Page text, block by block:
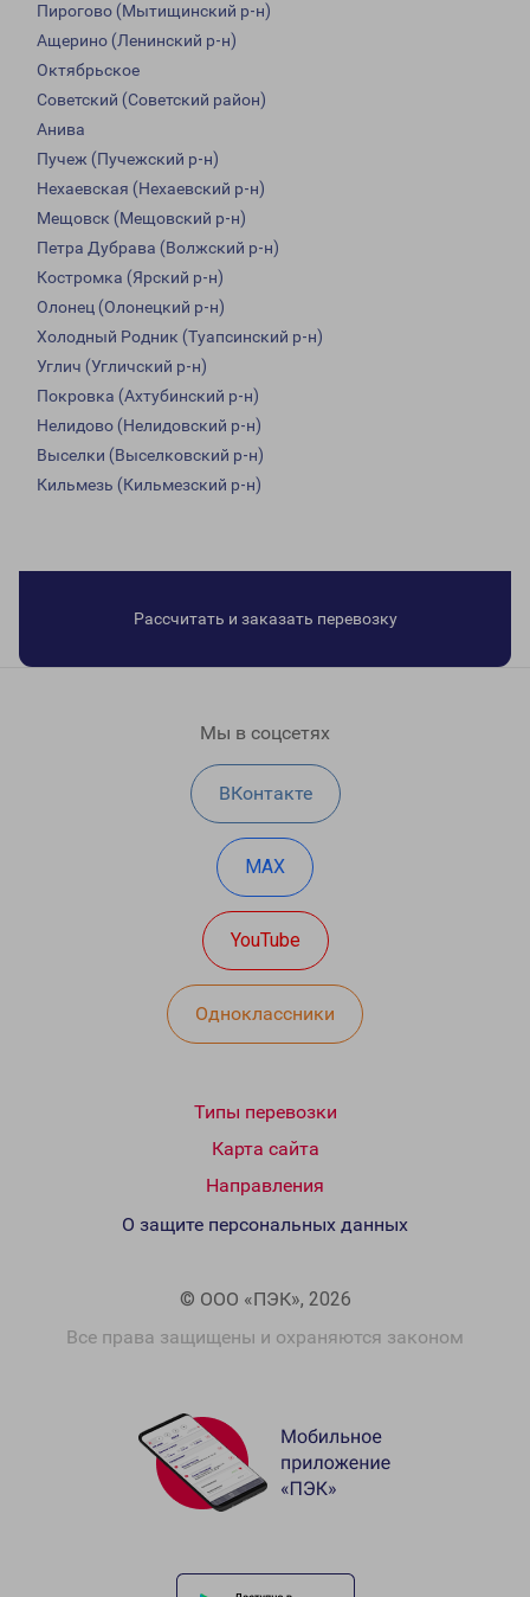
Пирогово (Мытищинский р-н)
Ащерино (Ленинский р-н)
Октябрьское
Советский (Советский район)
Анива
Пучеж (Пучежский р-н)
Нехаевская (Нехаевский р-н)
Мещовск (Мещовский р-н)
Петра Дубрава (Волжский р-н)
Костромка (Ярский р-н)
Олонец (Олонецкий р-н)
Холодный Родник (Туапсинский р-н)
Углич (Угличский р-н)
Покровка (Ахтубинский р-н)
Нелидово (Нелидовский р-н)
Выселки (Выселковский р-н)
Кильмезь (Кильмезский р-н)
Рассчитать и заказать перевозку
Мы в соцсетях
ВКонтакте
MAX
YouTube
Одноклассники
Типы перевозки
Карта сайта
Направления
© ООО «ПЭК», 2026
Все права защищены и охраняются законом
О защите персональных данных